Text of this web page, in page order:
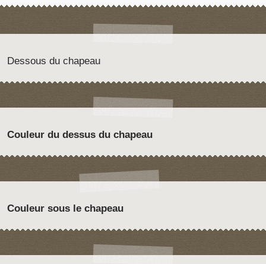
Dessous du chapeau
Couleur du dessus du chapeau
Couleur sous le chapeau